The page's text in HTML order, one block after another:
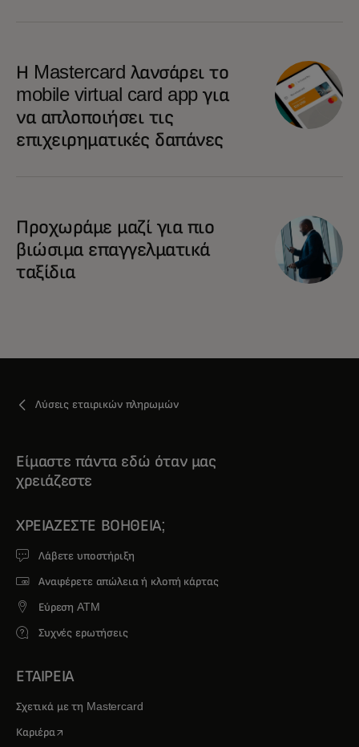
Η Mastercard λανσάρει το
mobile virtual card app για
να απλοποιήσει τις
επιχειρηματικές δαπάνες
Προχωράμε μαζί για πιο
βιώσιμα επαγγελματικά
ταξίδια
Λύσεις εταιρικών πληρωμών
Είμαστε πάντα εδώ όταν μας
χρειάζεστε
ΧΡΕΙΆΖΕΣΤΕ ΒΟΉΘΕΙΑ;
Λάβετε υποστήριξη
Αναφέρετε απώλεια ή κλοπή κάρτας
Εύρεση ATM
Συχνές ερωτήσεις
ΕΤΑΙΡΕΙΑ
Σχετικά με τη Mastercard
Καριέραopens in a new tab